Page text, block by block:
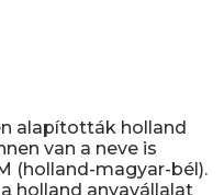
alapították holland
van a neve is
(holland-magyar-bél).
holland anyavállalat